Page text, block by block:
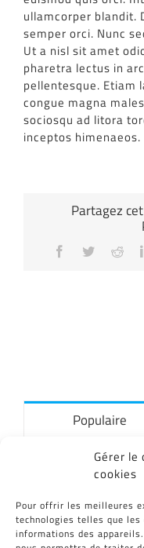
Gérer le
cookies
Pour offrir les meilleures
technologies telles que
informations des
ullamcorper blandit.
semper orci. Nunc
Ut a nisl sit amet
pharetra lectus in
pellentesque. Etiam
congue magna
sociosqu ad litora
inceptos himenaeos.
Partagez
Facebook
Twitter
Populaire
CID
19/07/2019
La lettre